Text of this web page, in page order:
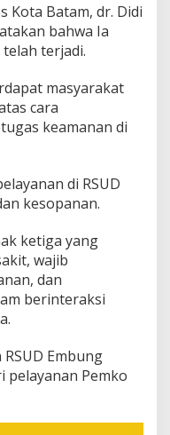
Kota Batam, dr. Didi
bahwa Ia
terjadi.
masyarakat
cara
keamanan di
di RSUD
kesopanan.
ketiga yang
wajib
dan
berinteraksi
Embung
pelayanan Pemko